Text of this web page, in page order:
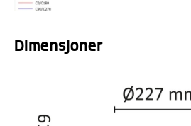
Dimensjoner